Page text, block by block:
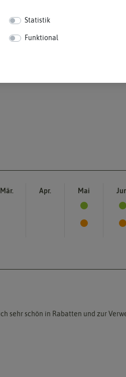
Mär. Apr. Mai
sehr schön in Rabatten und zur
Statistik
Funktional